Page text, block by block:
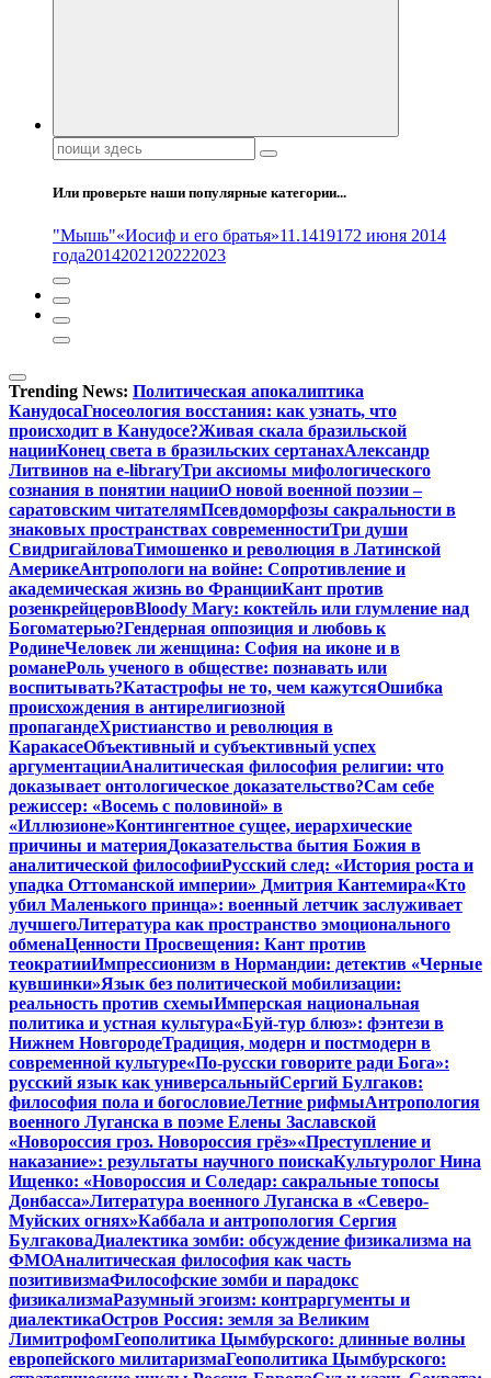
Поиск:
Или проверьте наши популярные категории...
"Мышь"«Иосиф и его братья»11.1419172 июня 2014
года20142021 20222023
Trending News: Политическая апокалиптика
КанудосаГносеология восстания: как узнать, что
происходит в Канудосе?Живая скала бразильской
нацииКонец света в бразильских сертанахАлександр
Литвинов на e-libraryТри аксиомы мифологического
сознания в понятии нацииО новой военной поэзии –
саратовским читателямПсевдоморфозы сакральности в
знаковых пространствах современностиТри души
СвидригайловаТимошенко и революция в Латинской
АмерикеАнтропологи на войне: Сопротивление и
академическая жизнь во ФранцииКант против
розенкрейцеровBloody Mary: коктейль или глумление над
Богоматерью?Гендерная оппозиция и любовь к
РодинеЧеловек ли женщина: София на иконе и в
романеРоль ученого в обществе: познавать или
воспитывать?Катастрофы не то, чем кажутсяОшибка
происхождения в антирелигиозной
пропагандеХристианство и революция в
КаракасеОбъективный и субъективный успех
аргументацииАналитическая философия религии: что
доказывает онтологическое доказательство?Сам себе
режиссер: «Восемь с половиной» в
«Иллюзионе»Контингентное сущее, иерархические
причины и материяДоказательства бытия Божия в
аналитической философииРусский след: «История роста и
упадка Оттоманской империи» Дмитрия Кантемира«Кто
убил Маленького принца»: военный летчик заслуживает
лучшегоЛитература как пространство эмоционального
обменаЦенности Просвещения: Кант против
теократииИмпрессионизм в Нормандии: детектив «Черные
кувшинки»Язык без политической мобилизации:
реальность против схемыИмперская национальная
политика и устная культура«Буй-тур блюз»: фэнтези в
Нижнем НовгородеТрадиция, модерн и постмодерн в
современной культуре«По-русски говорите ради Бога»:
русский язык как универсальныйСергий Булгаков:
философия пола и богословиеЛетние рифмыАнтропология
военного Луганска в поэме Елены Заславской
«Новороссия гроз. Новороссия грёз»«Преступление и
наказание»: результаты научного поискаКультуролог Нина
Ищенко: «Новороссия и Соледар: сакральные топосы
Донбасса»Литература военного Луганска в «Северо-
Муйских огнях»Каббала и антропология Сергия
БулгаковаДиалектика зомби: обсуждение физикализма на
ФМОАналитическая философия как часть
позитивизмаФилософские зомби и парадокс
физикализмаРазумный эгоизм: контраргументы и
диалектикаОстров Россия: земля за Великим
ЛимитрофомГеополитика Цымбурского: длинные волны
европейского милитаризмаГеополитика Цымбурского: